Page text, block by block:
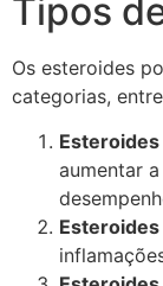
Tipos
Os esteroides
categorias,
aumentar